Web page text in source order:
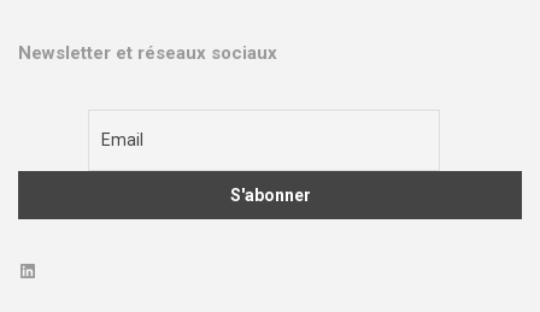
Newsletter et réseaux sociaux